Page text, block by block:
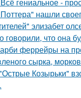
нашли
элизабет
говорили, что она
феррейры на
сырка,
Козырьки"